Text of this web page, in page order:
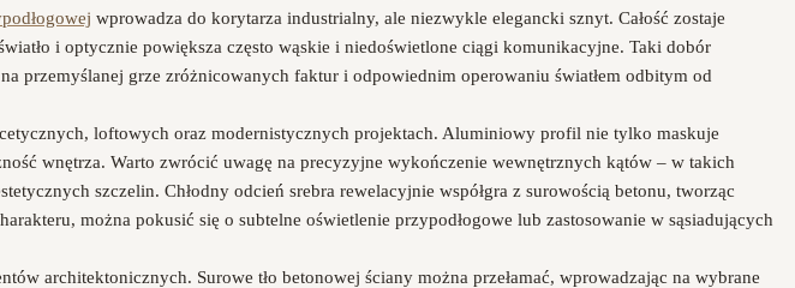
wprowadza do korytarza industrialny, ale niezwykle elegancki sznyt. Całość zostaje
i optycznie powiększa często wąskie i niedoświetlone ciągi komunikacyjne. Taki dobór
przemyślanej grze zróżnicowanych faktur i odpowiednim operowaniu światłem odbitym od
loftowych oraz modernistycznych projektach. Aluminiowy profil nie tylko maskuje
wnętrza. Warto zwrócić uwagę na precyzyjne wykończenie wewnętrznych kątów – w takich
szczelin. Chłodny odcień srebra rewelacyjnie współgra z surowością betonu, tworząc
można pokusić się o subtelne oświetlenie przypodłogowe lub zastosowanie w sąsiadujących
architektonicznych. Surowe tło betonowej ściany można przełamać, wprowadzając na wybrane